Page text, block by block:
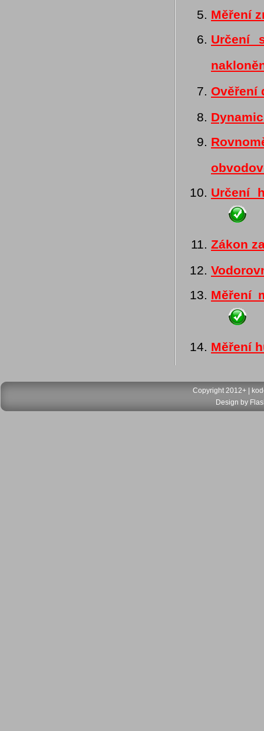
Měření
Určení
Ověření
Určení
Zákon
Měření
Měření
Copyright 2012+ |
Design by